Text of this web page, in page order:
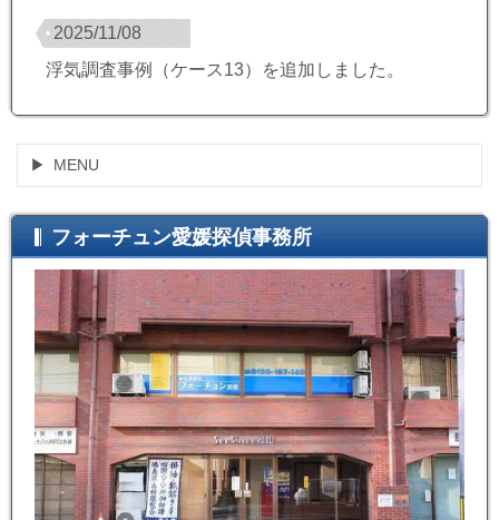
2025/11/08
浮気調査事例（ケース13）を追加しました。
MENU
フォーチュン愛媛探偵事務所